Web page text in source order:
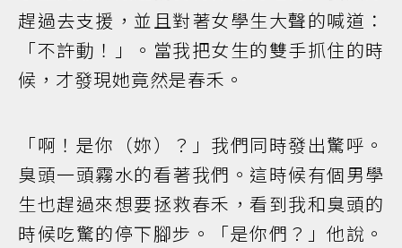
趕過去支援，並且對著女學生大聲的喊道：
「不許動！」。當我把女生的雙手抓住的時
候，才發現她竟然是春禾。
「啊！是你（妳）？」我們同時發出驚呼。
臭頭一頭霧水的看著我們。這時候有個男學
生也趕過來想要拯救春禾，看到我和臭頭的
時候吃驚的停下腳步。「是你們？」他說。